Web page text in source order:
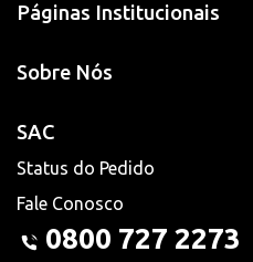
Páginas Institucionais
Sobre Nós
SAC
Status do Pedido
Fale Conosco
0800 727 2273